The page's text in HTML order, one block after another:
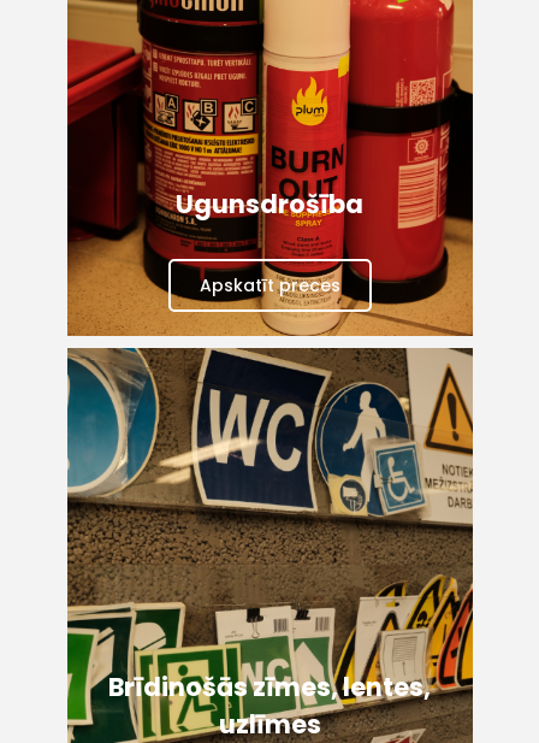
Ugunsdrošība
Apskatīt preces
Brīdinošās zīmes, lentes,
uzlīmes
(+371) 63 881
186
info@hards.lv